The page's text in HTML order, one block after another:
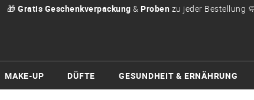
🎁 Gratis Geschenkverpackung & Proben zu jeder Bestellung
MAKE-UP DÜFTE GESUNDHEIT & ERNÄHRUNG